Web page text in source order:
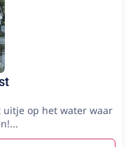
uitje op het water waar